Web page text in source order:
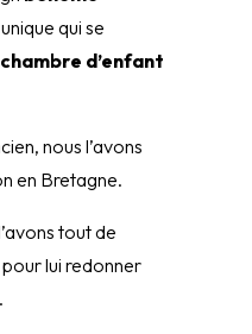
qui se
chambre d’enfant
nous l’avons
en Bretagne.
tout de
lui redonner